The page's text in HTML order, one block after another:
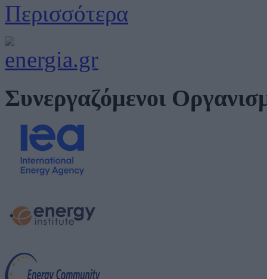
Περισσότερα
Συνεργαζόμενοι